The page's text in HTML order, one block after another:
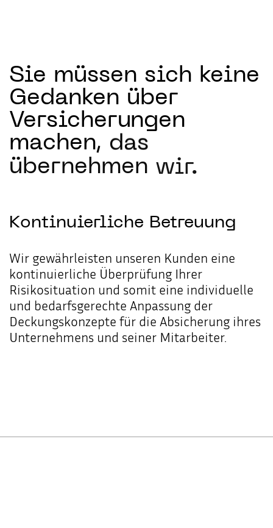
Sie müssen sich keine
Gedanken über
Versicherungen
machen, das
übernehmen wir.
Kontinuierliche Betreuung
Wir gewährleisten unseren Kunden eine
kontinuierliche Überprüfung Ihrer
Risikosituation und somit eine individuelle
und bedarfsgerechte Anpassung der
Deckungskonzepte für die Absicherung ihres
Unternehmens und seiner Mitarbeiter.